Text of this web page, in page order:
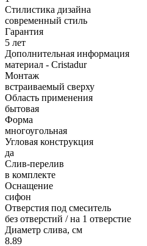
Стилистика дизайна
современный стиль
Гарантия
5 лет
Дополнительная информация
материал - Cristadur
Монтаж
встраиваемый сверху
Область применения
бытовая
Форма
многоугольная
Угловая конструкция
да
Слив-перелив
в комплекте
Оснащение
сифон
Отверстия под смеситель
без отверстий / на 1 отверстие
Диаметр слива, см
8.89